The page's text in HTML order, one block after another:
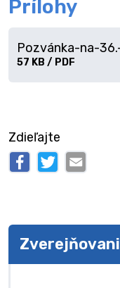
Prílohy
Stiahnuť
Pozvánka-na-
57 KB / PDF
Zdieľajte